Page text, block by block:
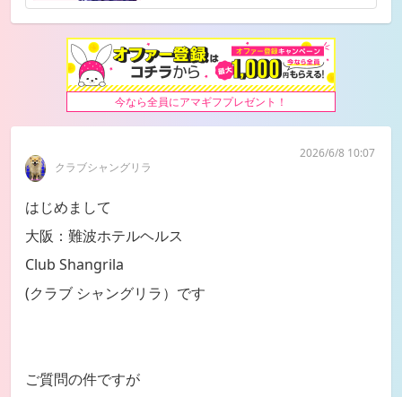
今なら全員にアマギフプレゼント！
クラブシャングリラ
2026/6/8 10:07
はじめまして
大阪：難波ホテルヘルス
Club Shangrila
(クラブ シャングリラ）です
ご質問の件ですが